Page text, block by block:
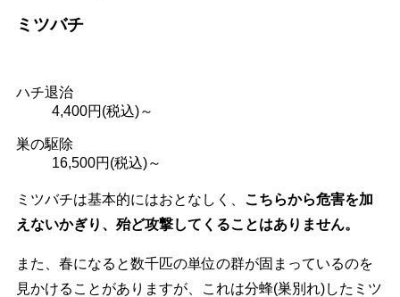
ミツバチ
ハチ退治
4,400円(税込)～
巣の駆除
16,500円(税込)～
ミツバチは基本的にはおとなしく、 こちらから危害を加
えないかぎり、殆ど攻撃してくることはありません。
また、春になると数千匹の単位の群が固まっているのを
見かけることがありますが、これは分蜂(巣別れ)したミツ